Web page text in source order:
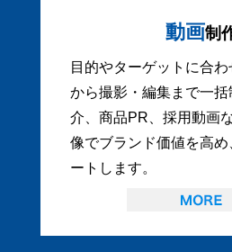
動画制
目的やターゲットに合
から撮影・編集まで一
介、商品PR、採用動画
像でブランド価値を高
ートします。